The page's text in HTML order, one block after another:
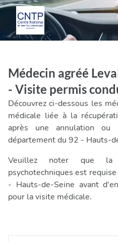
Test Psychotechnique
Test Psychotechnique
Test Psychotechnique
Médecin agréé
- Visite permis
Découvrez ci-dessous les
médicale liée à la
après une annulation ou
département du 92 - Hauts-
Veuillez noter que la
psychotechniques est
- Hauts-de-Seine avant
pour la visite médicale.